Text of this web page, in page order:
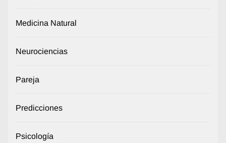
Medicina Natural
Neurociencias
Pareja
Predicciones
Psicología